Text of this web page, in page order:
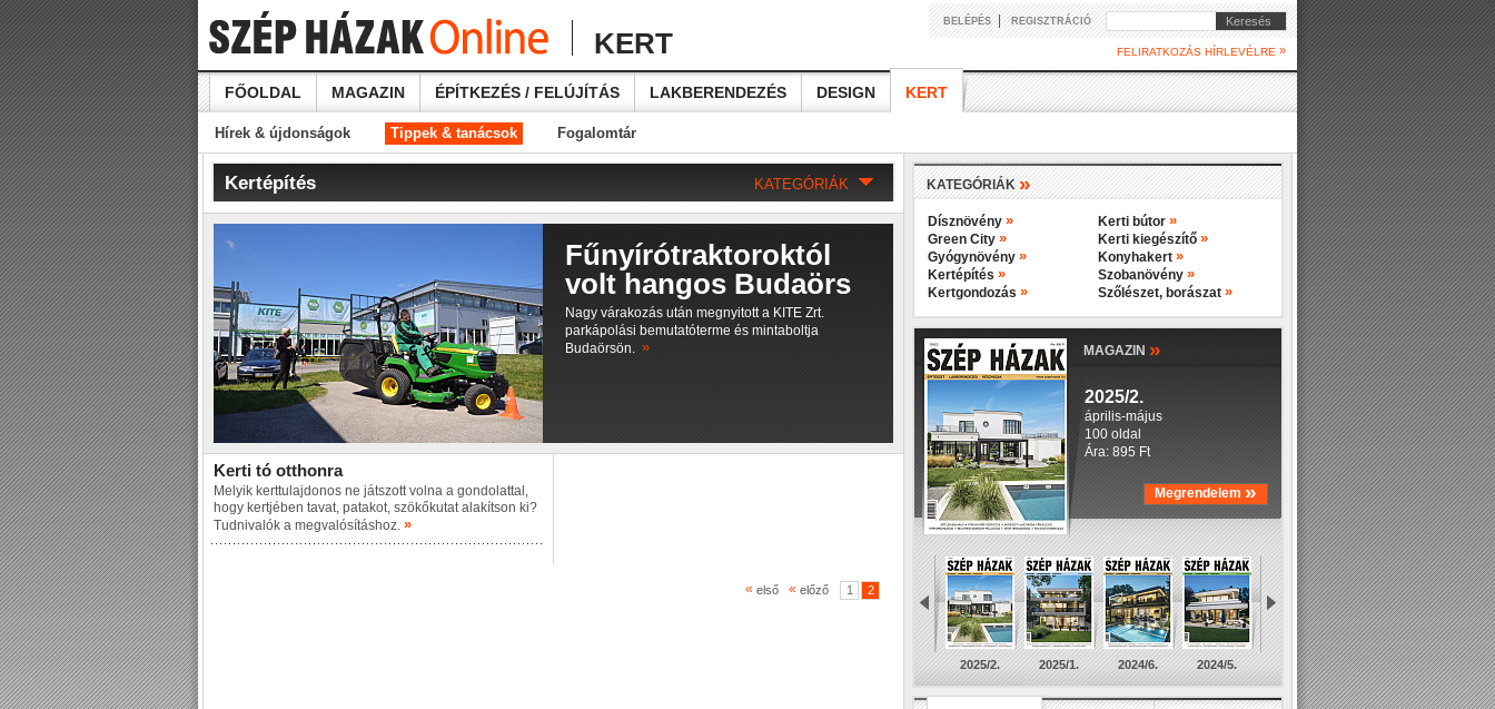
KERT
BELÉPÉS| REGISZTRÁCIÓ Keresés
FELIRATKOZÁS HÍRLEVÉLRE »
FŐOLDAL MAGAZIN ÉPÍTKEZÉS / FELÚJÍTÁS LAKBERENDEZÉS DESIGN KERT
Hírek & újdonságok Tippek & tanácsok Fogalomtár
KATEGÓRIÁK
Kertépítés
Fűnyírótraktoroktól
volt hangos Budaörs
Nagy várakozás után megnyitott a KITE Zrt.
parkápolási bemutatóterme és mintaboltja
Budaörsön. »
Kerti tó otthonra
Melyik kerttulajdonos ne játszott volna a gondolattal,
hogy kertjében tavat, patakot, szökőkutat alakítson ki?
Tudnivalók a megvalósításhoz. »
« első « előző 1 2
KATEGÓRIÁK»
Dísznövény »
Green City »
Gyógynövény »
Kertépítés »
Kertgondozás »
Kerti bútor »
Kerti kiegészítő »
Konyhakert »
Szobanövény »
Szőlészet, borászat »
MAGAZIN »
2025/2.
április-május
100 oldal
Ára: 895 Ft
Megrendelem »
2025/2. 2025/1. 2024/6. 2024/5.